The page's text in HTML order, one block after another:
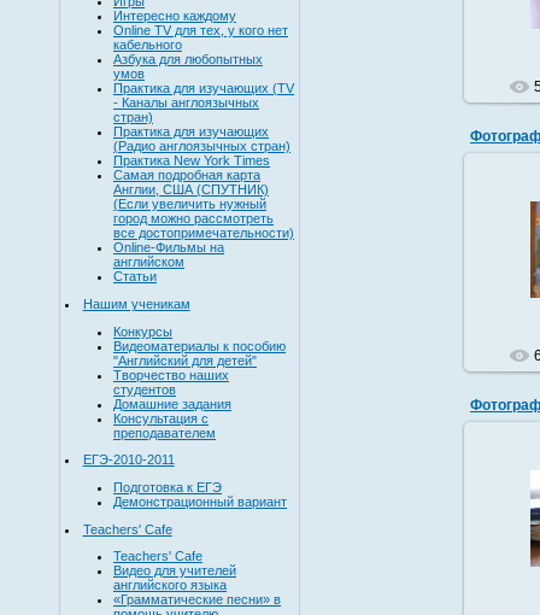
Интересно каждому
Online TV для тех, у кого нет
кабельного
Азбука для любопытных
умов
Практика для изучающих (TV
- Каналы англоязычных
стран)
Практика для изучающих
(Радио англоязычных стран)
Практика New York Times
Самая подробная карта
Англии, США (СПУТНИК)
(Если увеличить нужный
город можно рассмотреть
все достопримечательности)
Online-Фильмы на
английском
Статьи
Нашим ученикам
Конкурсы
Видеоматериалы к пособию
"Английский для детей"
Творчество наших
студентов
Домашние задания
Консультация с
преподавателем
ЕГЭ-2010-2011
Подготовка к ЕГЭ
Демонстрационный вариант
Teachers' Cafe
Teachers' Cafe
Видео для учителей
английского языка
«Грамматические песни» в